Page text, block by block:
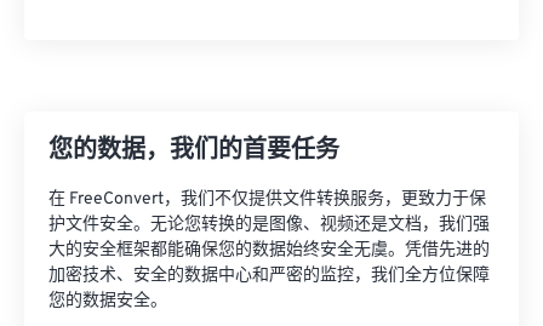
您的数据，我们的首要任务
在 FreeConvert，我们不仅提供文件转换服务，更致力于保
护文件安全。无论您转换的是图像、视频还是文档，我们强
大的安全框架都能确保您的数据始终安全无虞。凭借先进的
加密技术、安全的数据中心和严密的监控，我们全方位保障
您的数据安全。